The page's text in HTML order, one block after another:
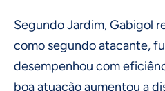
Segundo Jardim, Gabigol
como segundo atacante,
desempenhou com
boa atuação aumentou a